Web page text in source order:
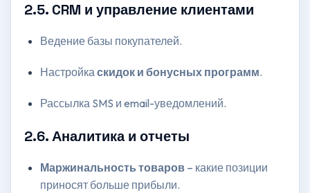
2.5. CRM и управление клиентами
Ведение базы покупателей.
Настройкаскидок и бонусных программ.
Рассылка SMS и email-уведомлений.
2.6. Аналитика и отчеты
Маржинальность товаров– какие позиции
приносят больше прибыли.